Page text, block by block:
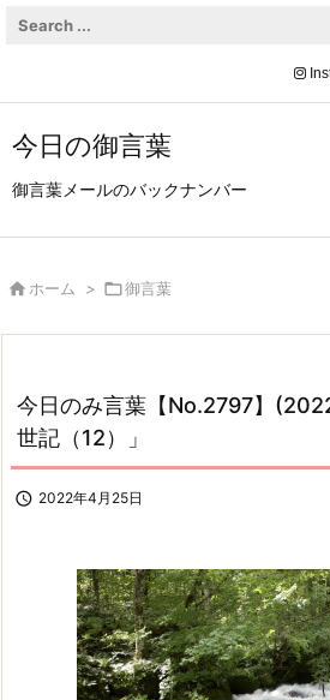
今日の御言葉
御言葉メールのバックナンバー
 ホーム > 御言葉
今日のみ言葉【No.2797】
世記（12）」
 2022年4月25日